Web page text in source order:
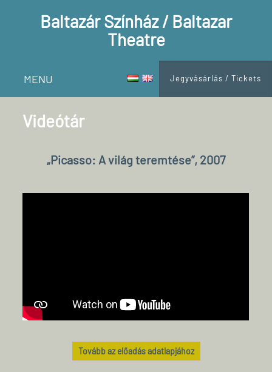
Baltazár Színház / Baltazar
Theatre
MENU Jegyvásárlás / Tickets
Videótár
„Picasso: A világ teremtése”, 2007
Tovább az előadás adatlapjához